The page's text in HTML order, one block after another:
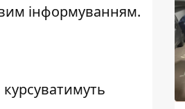
інформуванням.